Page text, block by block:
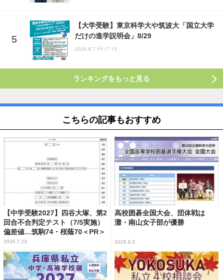
【大学受験】東京科学大や筑波大「国立大学
だけの進学説明会」8/29
2026.8.7 Fri 17:15
ランキングをもっと見る
こちらの記事もおすすめ
【中学受験2027】四谷大塚、第2
回合不合判定テスト（7/5実施）
偏差値…筑駒74・桜蔭70＜PR＞
2026.7.10
高校囲碁全国大会、団体戦は
灘・南山女子部が優勝
2026.8.5